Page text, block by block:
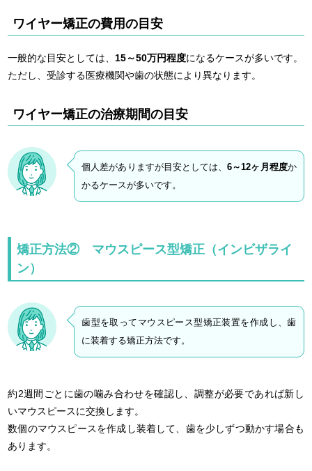
ワイヤー矯正の費用の目安
一般的な目安としては、15～50万円程度になるケースが多いです。
ただし、受診する医療機関や歯の状態により異なります。
ワイヤー矯正の治療期間の目安
個人差がありますが目安としては、6～12ヶ月程度か
かるケースが多いです。
矯正方法② マウスピース型矯正（インビザライ
ン）
歯型を取ってマウスピース型矯正装置を作成し、歯
に装着する矯正方法です。
約2週間ごとに歯の噛み合わせを確認し、調整が必要であれば新し
いマウスピースに交換します。
数個のマウスピースを作成し装着して、歯を少しずつ動かす場合も
あります。